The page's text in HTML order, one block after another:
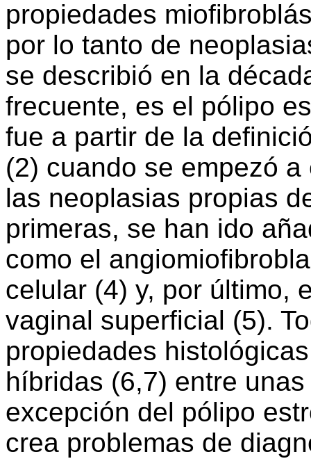
propiedades
por lo tanto de
se describió en la
frecuente, es el pólipo
fue a partir de la
(2) cuando se empezó
las neoplasias propias
primeras, se han ido
como el
celular (4) y, por último,
vaginal superficial (5).
propiedades
híbridas (6,7) entre
excepción del pólipo
crea problemas de